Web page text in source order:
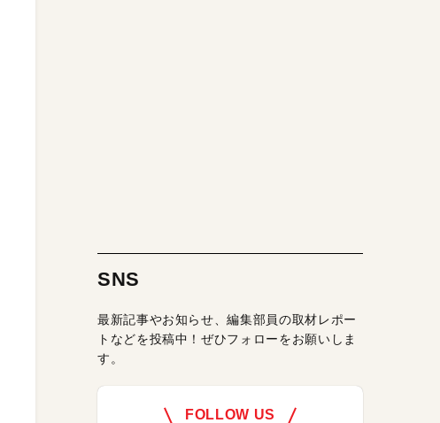
SNS
最新記事やお知らせ、編集部員の取材レポー
トなどを投稿中！ぜひフォローをお願いしま
す。
FOLLOW US